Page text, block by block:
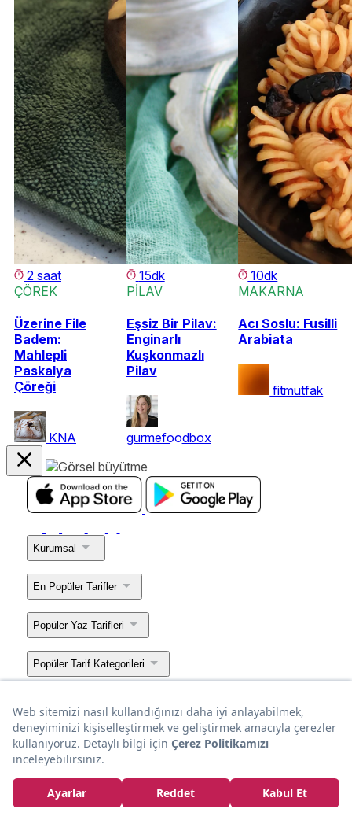
2 saat
ÇÖREK
Üzerine File
Badem:
Mahlepli
Paskalya
Çöreği
KNA
15dk
PİLAV
Eşsiz Bir Pilav:
Enginarlı
Kuşkonmazlı
Pilav
gurmefoodbox
10dk
MAKARNA
Acı Soslu: Fusilli
Arabiata
fitmutfak
Kurumsal
En Popüler Tarifler
Popüler Yaz Tarifleri
Popüler Tarif Kategorileri
Popüler Mekan Yazıları
markasıdır.